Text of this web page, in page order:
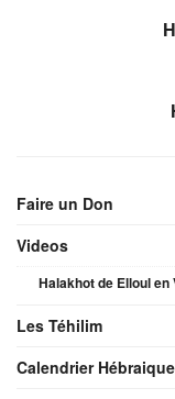
Faire un Don
Videos
Halakhot de Elloul en
Les Téhilim
Calendrier Hébraique